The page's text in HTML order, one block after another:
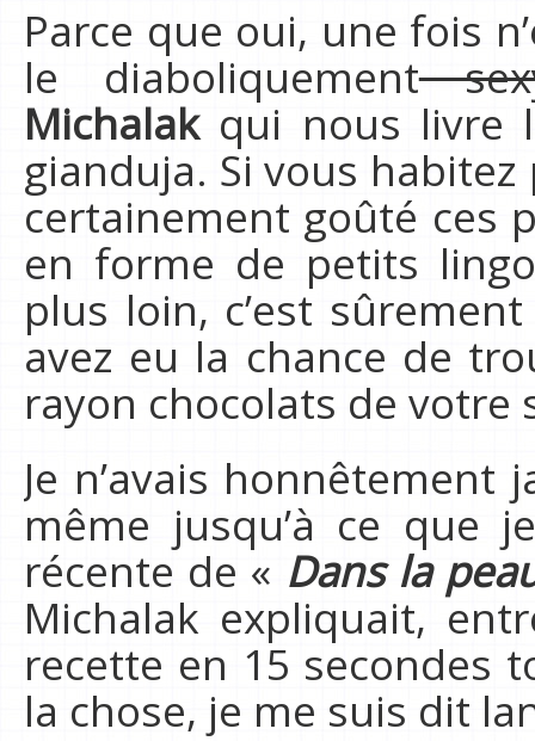
Parce que oui, une fois
le diaboliquement
Michalakqui nous livre
gianduja. Si vous habitez
certainement goûté ces
en forme de petits
plus loin, c’est
avez eu la chance de
rayon chocolats de
Je n’avais
même jusqu’à ce que
récente de « Dans la
Michalak expliquait,
recette en 15 secondes
la chose, je me suis dit